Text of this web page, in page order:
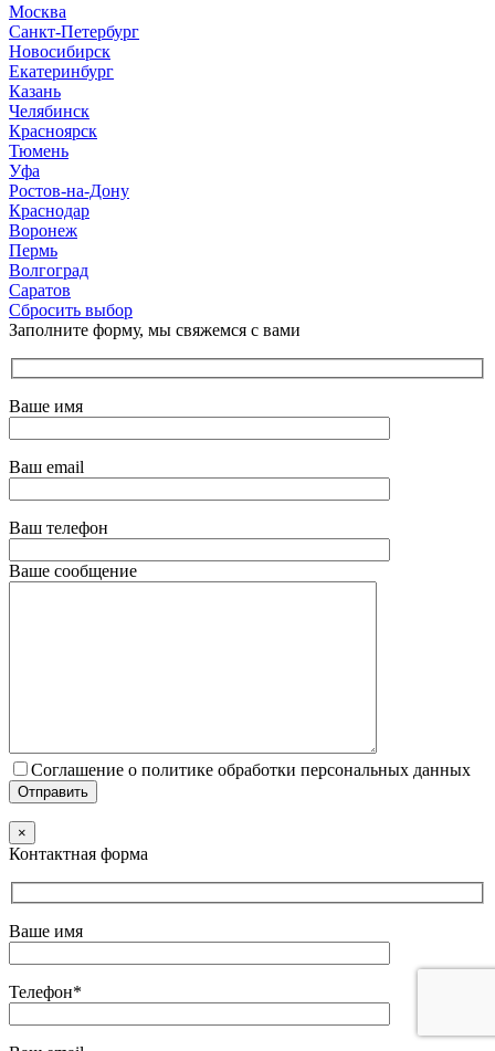
Москва
Санкт-Петербург
Новосибирск
Екатеринбург
Казань
Челябинск
Красноярск
Тюмень
Уфа
Ростов-на-Дону
Краснодар
Воронеж
Пермь
Волгоград
Саратов
Сбросить выбор
Заполните форму, мы свяжемся с вами
Ваше имя
Ваш email
Ваш телефон
Ваше сообщение
Соглашение о политике обработки персональных данных
×
Контактная форма
Ваше имя
Телефон*